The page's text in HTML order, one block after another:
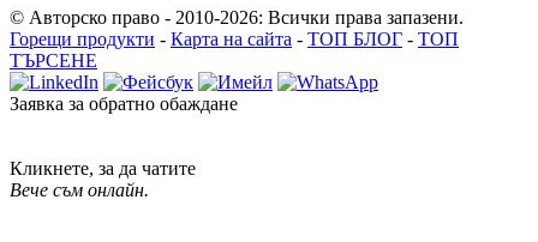
© Авторско право - 2010-2026: Всички права запазени.
Горещи продукти - Карта на сайта - ТОП БЛОГ - ТОП
ТЪРСЕНЕ
Заявка за обратно обаждане
Кликнете, за да чатите
Вече съм онлайн.